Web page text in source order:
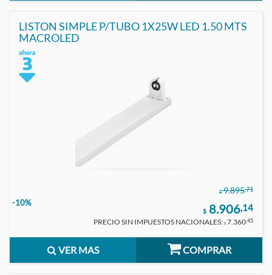
LISTON SIMPLE P/TUBO 1X25W LED 1.50 MTS
MACROLED
$ 9.895,71
-10%
$ 8.906,14
PRECIO SIN IMPUESTOS NACIONALES: $ 7.360,45
VER MAS COMPRAR